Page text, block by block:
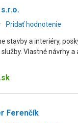
Pridať hodnotenie
stavby a interiéry,
Vlastné návrhy a
Ferenčík